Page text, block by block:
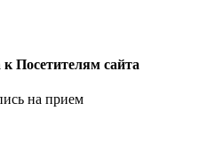
Посетителям сайта
на прием